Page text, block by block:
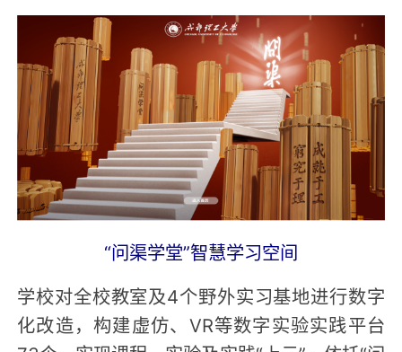
“问渠学堂”智慧学习空间
学校对全校教室及4个野外实习基地进行数字
化改造，构建虚仿、VR等数字实验实践平台